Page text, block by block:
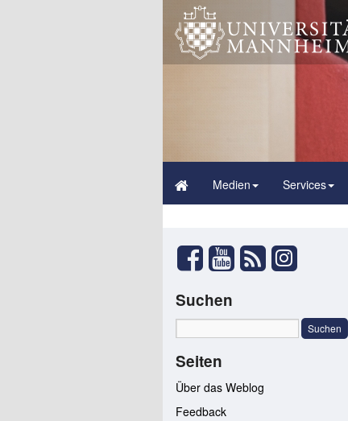
Medien Services
Suchen
Seiten
Über das Weblog
Feedback